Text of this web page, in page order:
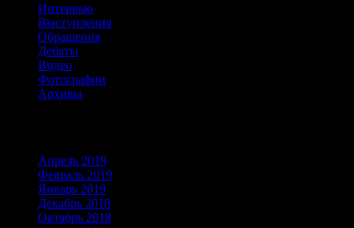
Интервью
Выступления
Обращения
Дебаты
Видео
Фотографии
Архивы
Апрель 2019
Февраль 2019
Январь 2019
Декабрь 2018
Октябрь 2018